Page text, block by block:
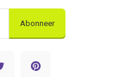
Abonneer